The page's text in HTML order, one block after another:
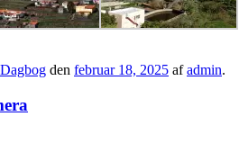
Dagbog den februar 18, 2025 afadmin.